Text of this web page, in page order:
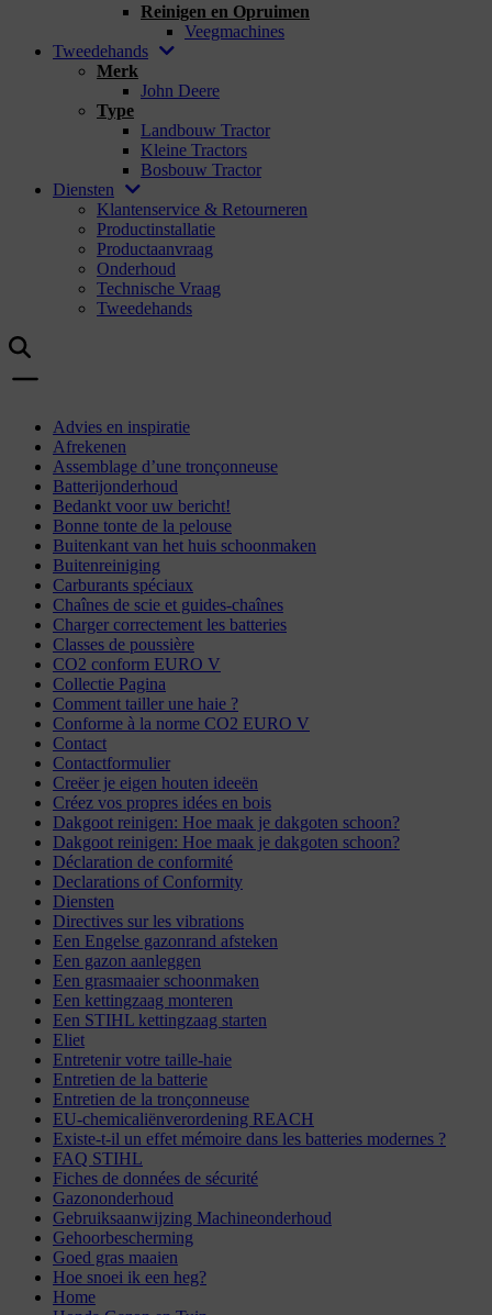
Reinigen en Opruimen
Veegmachines
Tweedehands
Merk
John Deere
Type
Landbouw Tractor
Kleine Tractors
Bosbouw Tractor
Diensten
Klantenservice & Retourneren
Productinstallatie
Productaanvraag
Onderhoud
Technische Vraag
Tweedehands
Advies en inspiratie
Afrekenen
Assemblage d’une tronçonneuse
Batterijonderhoud
Bedankt voor uw bericht!
Bonne tonte de la pelouse
Buitenkant van het huis schoonmaken
Buitenreiniging
Carburants spéciaux
Chaînes de scie et guides-chaînes
Charger correctement les batteries
Classes de poussière
CO2 conform EURO V
Collectie Pagina
Comment tailler une haie ?
Conforme à la norme CO2 EURO V
Contact
Contactformulier
Creëer je eigen houten ideeën
Créez vos propres idées en bois
Dakgoot reinigen: Hoe maak je dakgoten schoon?
Dakgoot reinigen: Hoe maak je dakgoten schoon?
Déclaration de conformité
Declarations of Conformity
Diensten
Directives sur les vibrations
Een Engelse gazonrand afsteken
Een gazon aanleggen
Een grasmaaier schoonmaken
Een kettingzaag monteren
Een STIHL kettingzaag starten
Eliet
Entretenir votre taille-haie
Entretien de la batterie
Entretien de la tronçonneuse
EU-chemicaliënverordening REACH
Existe-t-il un effet mémoire dans les batteries modernes ?
FAQ STIHL
Fiches de données de sécurité
Gazononderhoud
Gebruiksaanwijzing Machineonderhoud
Gehoorbescherming
Goed gras maaien
Hoe snoei ik een heg?
Home